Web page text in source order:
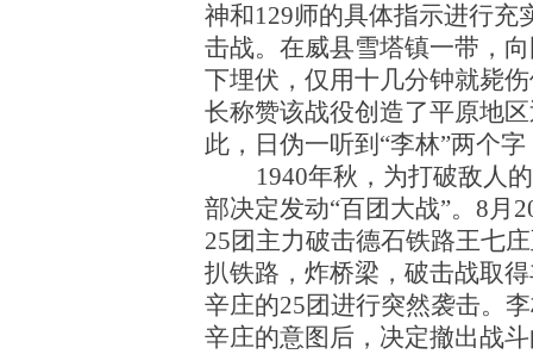
神和129师的具体指示进行充
击战。在威县雪塔镇一带，
下埋伏，仅用十几分钟就毙
长称赞该战役创造了平原地
此，日伪一听到“李林”两个
1940年秋，为打破敌人
部决定发动“百团大战”。8月
25团主力破击德石铁路王七
扒铁路，炸桥梁，破击战取
辛庄的25团进行突然袭击。
辛庄的意图后，决定撤出战